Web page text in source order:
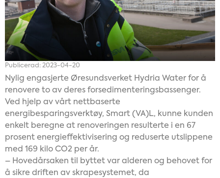
Publicerad: 2023-04-20
Nylig engasjerte Øresundsverket Hydria Water for å
renovere to av deres forsedimenteringsbassenger.
Ved hjelp av vårt nettbaserte
energibesparingsverktøy, Smart (VA)L, kunne kunden
enkelt beregne at renoveringen resulterte i en 67
prosent energieffektivisering og reduserte utslippene
med 169 kilo CO2 per år.
– Hovedårsaken til byttet var alderen og behovet for
å sikre driften av skrapesystemet, da